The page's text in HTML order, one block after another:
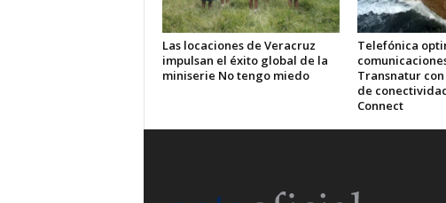
Las locaciones de Veracruz
impulsan el éxito global de la
miniserie No tengo miedo
Telefónica
Transnatur
de
Connect